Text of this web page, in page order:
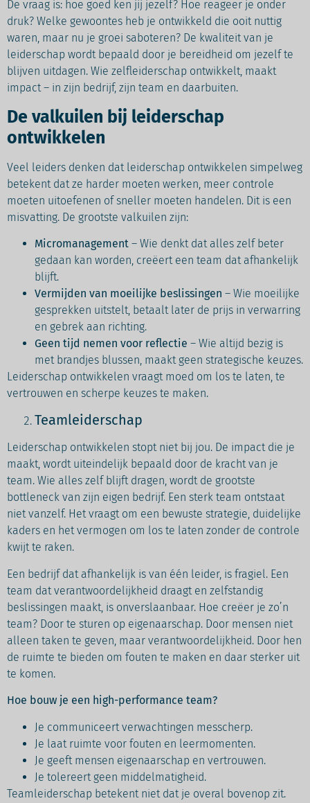
De vraag is: hoe goed ken jij jezelf? Hoe reageer je onder
druk? Welke gewoontes heb je ontwikkeld die ooit nuttig
waren, maar nu je groei saboteren? De kwaliteit van je
leiderschap wordt bepaald door je bereidheid om jezelf te
blijven uitdagen. Wie zelfleiderschap ontwikkelt, maakt
impact – in zijn bedrijf, zijn team en daarbuiten.
De valkuilen bij leiderschap
ontwikkelen
Veel leiders denken dat leiderschap ontwikkelen simpelweg
betekent dat ze harder moeten werken, meer controle
moeten uitoefenen of sneller moeten handelen. Dit is een
misvatting. De grootste valkuilen zijn:
Micromanagement – Wie denkt dat alles zelf beter
gedaan kan worden, creëert een team dat afhankelijk
blijft.
Vermijden van moeilijke beslissingen – Wie moeilijke
gesprekken uitstelt, betaalt later de prijs in verwarring
en gebrek aan richting.
Geen tijd nemen voor reflectie – Wie altijd bezig is
met brandjes blussen, maakt geen strategische keuzes.
Leiderschap ontwikkelen vraagt moed om los te laten, te
vertrouwen en scherpe keuzes te maken.
Teamleiderschap
Leiderschap ontwikkelen stopt niet bij jou. De impact die je
maakt, wordt uiteindelijk bepaald door de kracht van je
team. Wie alles zelf blijft dragen, wordt de grootste
bottleneck van zijn eigen bedrijf. Een sterk team ontstaat
niet vanzelf. Het vraagt om een bewuste strategie, duidelijke
kaders en het vermogen om los te laten zonder de controle
kwijt te raken.
Een bedrijf dat afhankelijk is van één leider, is fragiel. Een
team dat verantwoordelijkheid draagt en zelfstandig
beslissingen maakt, is onverslaanbaar. Hoe creëer je zo’n
team? Door te sturen op eigenaarschap. Door mensen niet
alleen taken te geven, maar verantwoordelijkheid. Door hen
de ruimte te bieden om fouten te maken en daar sterker uit
te komen.
Hoe bouw je een high-performance team?
Je communiceert verwachtingen messcherp.
Je laat ruimte voor fouten en leermomenten.
Je geeft mensen eigenaarschap en vertrouwen.
Je tolereert geen middelmatigheid.
Teamleiderschap betekent niet dat je overal bovenop zit.